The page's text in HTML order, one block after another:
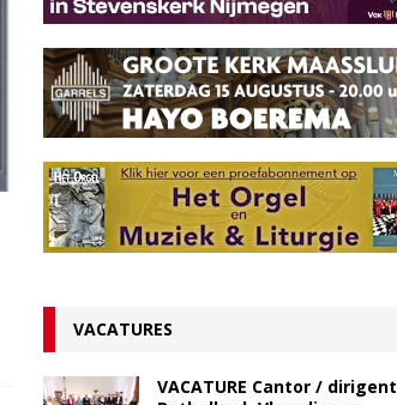
VACATURES
VACATURE Cantor / dirigent